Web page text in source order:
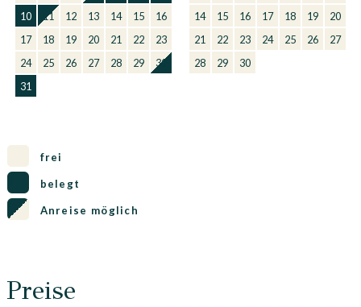
10
11 12 13 14 15
16
17
18 19 20 21 22
23
24
25 26 27 28 29
30
31
14
15 16 17 18 19
20
21
22 23 24 25 26
27
28
29 30
frei
belegt
Anreise möglich
Preise